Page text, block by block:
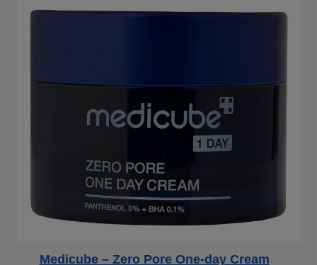
Medicube – Zero Pore One-day Cream